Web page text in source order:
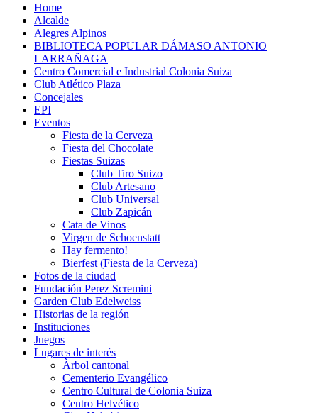
Home
Alcalde
Alegres Alpinos
BIBLIOTECA POPULAR DÁMASO ANTONIO
LARRAÑAGA
Centro Comercial e Industrial Colonia Suiza
Club Atlético Plaza
Concejales
EPI
Eventos
Fiesta de la Cerveza
Fiesta del Chocolate
Fiestas Suizas
Club Tiro Suizo
Club Artesano
Club Universal
Club Zapicán
Cata de Vinos
Virgen de Schoenstatt
Hay fermento!
Bierfest (Fiesta de la Cerveza)
Fotos de la ciudad
Fundación Perez Scremini
Garden Club Edelweiss
Historias de la región
Instituciones
Juegos
Lugares de interés
Àrbol cantonal
Cementerio Evangélico
Centro Cultural de Colonia Suiza
Centro Helvético